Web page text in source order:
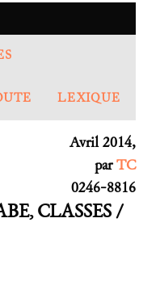
LEXIQUE
Avril 2014,
parTC
0246-8816
CLASSES /